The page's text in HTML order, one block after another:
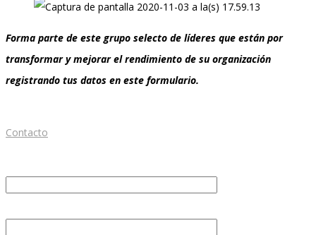
Forma parte de este grupo selecto de líderes que están por
transformar y mejorar el rendimiento de su organización
registrando tus datos en este formulario.
Contacto